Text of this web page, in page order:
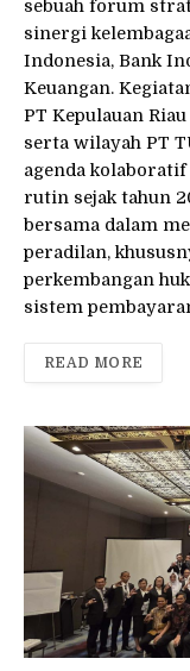
sebuah forum
sinergi
Indonesia, Bank
Keuangan.
PT Kepulauan
serta wilayah PT
agenda
rutin sejak tahun
bersama dalam
peradilan,
perkembangan
sistem
READ MORE